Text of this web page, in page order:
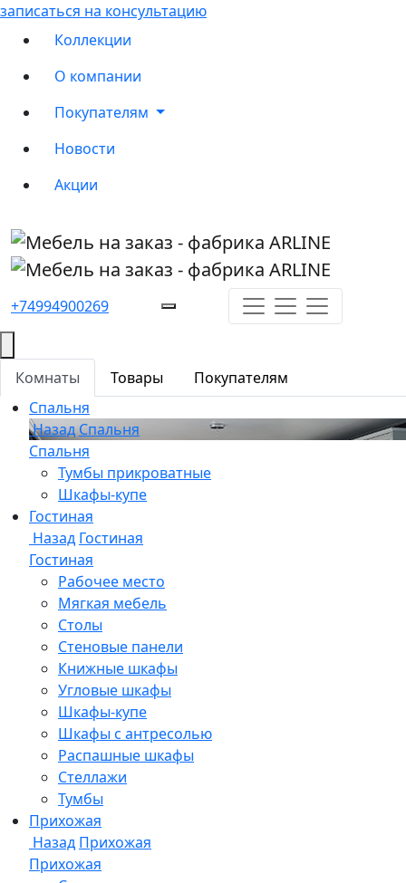
записаться на консультацию
Коллекции
О компании
Покупателям
Новости
Акции
+74994900269